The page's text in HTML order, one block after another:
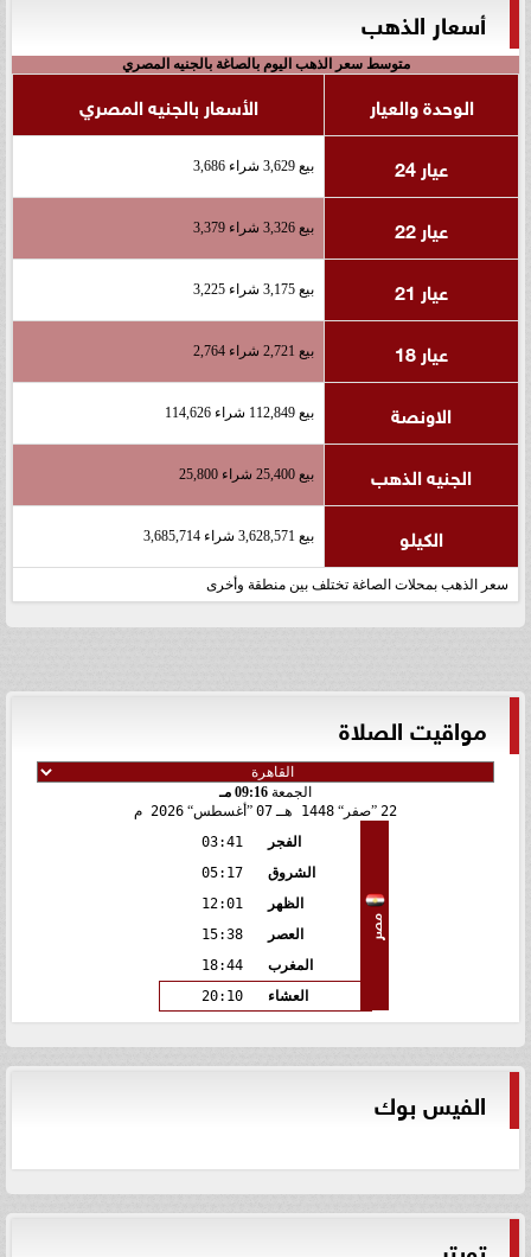
أسعار الذهب
متوسط سعر الذهب اليوم بالصاغة بالجنيه المصري
الوحدة والعيار
الأسعار بالجنيه المصري
عيار 24
بيع 3,629 شراء 3,686
عيار 22 بيع 3,326 شراء 3,379
عيار 21 بيع 3,175 شراء 3,225
عيار 18 بيع 2,721 شراء 2,764
الاونصة بيع 112,849 شراء 114,626
الجنيه الذهب بيع 25,400 شراء 25,800
الكيلو بيع 3,628,571 شراء 3,685,714
سعر الذهب بمحلات الصاغة تختلف بين منطقة وأخرى
مواقيت الصلاة
الجمعة 09:16 مـ
22 صفر 1448 هـ 07 أغسطس 2026 م
مصر
الفجر
03:41
الشروق
05:17
الظهر
12:01
العصر
15:38
المغرب
18:44
العشاء
20:10
الفيس بوك